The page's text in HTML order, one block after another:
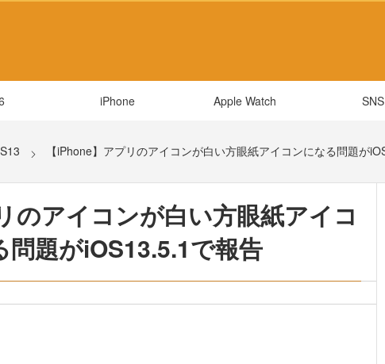
iPhone Apple Watch SNS
【iPhone】アプリのアイコンが白い方眼紙アイコンになる問題が
のアイコンが白い方眼紙アイコ
問題がiOS13.5.1で報告